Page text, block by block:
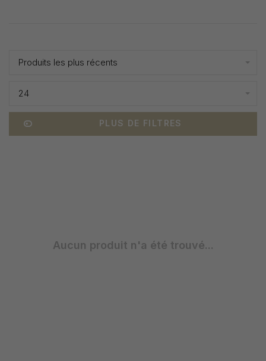
Produits les plus récents
24
PLUS DE FILTRES
Aucun produit n'a été trouvé...